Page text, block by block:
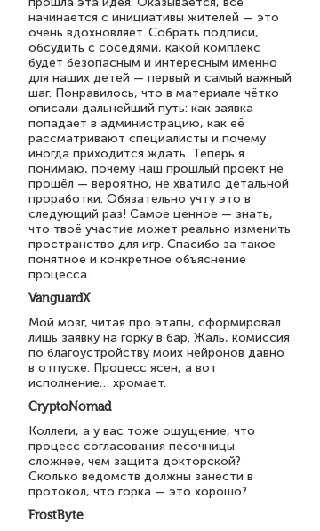
начинается с инициативы жителей — это
очень вдохновляет. Собрать подписи,
обсудить с соседями, какой комплекс
будет безопасным и интересным именно
для наших детей — первый и самый важный
шаг. Понравилось, что в материале чётко
описали дальнейший путь: как заявка
попадает в администрацию, как её
рассматривают специалисты и почему
иногда приходится ждать. Теперь я
понимаю, почему наш прошлый проект не
прошёл — вероятно, не хватило детальной
проработки. Обязательно учту это в
следующий раз! Самое ценное — знать,
что твоё участие может реально изменить
пространство для игр. Спасибо за такое
понятное и конкретное объяснение
процесса.
VanguardX
Мой мозг, читая про этапы, сформировал
лишь заявку на горку в бар. Жаль, комиссия
по благоустройству моих нейронов давно
в отпуске. Процесс ясен, а вот
исполнение… хромает.
CryptoNomad
Коллеги, а у вас тоже ощущение, что
процесс согласования песочницы
сложнее, чем защита докторской?
Сколько ведомств должны занести в
протокол, что горка — это хорошо?
FrostByte